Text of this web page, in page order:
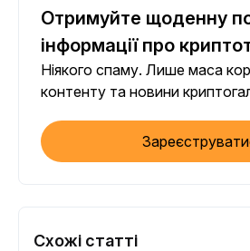
Отримуйте щоденну
інформації про
Ніякого спаму. Лише маса
контенту та новини
Схожі статті